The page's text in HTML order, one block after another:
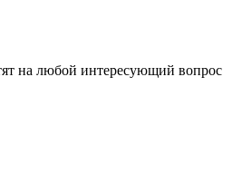
на любой интересующий вопрос